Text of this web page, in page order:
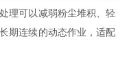
理可以减弱粉尘堆积、轻
期连续的动态作业，适配